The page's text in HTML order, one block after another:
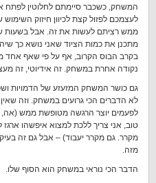
המשחק, כשכבר סיימתם לחלוטין לפתח
לעצמכם לפזול קצת לכיוון חיזוק
ממש רציתם לעשות את זה. אבל בשעות
מתכנן את כמות הציוד שאני נושא כך
בקרב הבוס הקרוב, אף על פי שאף אחד
נקודה אחרת במשחק. זה אידיוטי, זה
גם כושר המשחק המזעזע של הדמויות
לא הדברים הכי גרועים במשחק. וזה
לפעמים יוצר הרגשה מטופשת ממש (אה,
טוב, אני צריך ללכת למצוא איפשהו ארגז
מקרר. גם מקרר יעבוד) – אבל גם זה
מזה.
הדבר הכי נוראי במשחק הוא הסוף שלו.